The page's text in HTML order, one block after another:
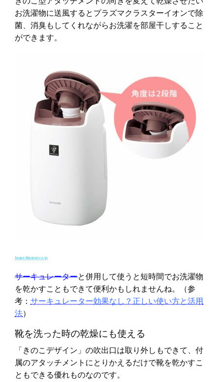
お洗濯物に送風するとプラズマクラスターイオンで除
菌、消臭もしてくれながらお洗濯を部屋干しすること
ができます。
Image:Amazon.co.jp
サーキュレーターと併用して使うと短時間でお洗濯物
を乾かすこともできて便利かもしれませんね。（参
考： サーキュレーター効果なし？正しい使い方と活用
法）
靴を洗った時の乾燥にも使える
「きのこデザイン」の吹出口は取り外しもできて、付
属のアタッチメントにとりかえるだけで靴を乾かすこ
ともできる優れものなのです。